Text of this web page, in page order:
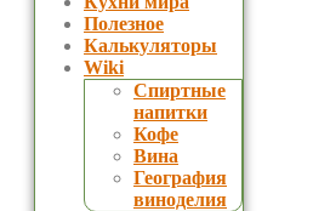
Полезное
Калькуляторы
Wiki
Спиртные
напитки
Кофе
Вина
География
виноделия